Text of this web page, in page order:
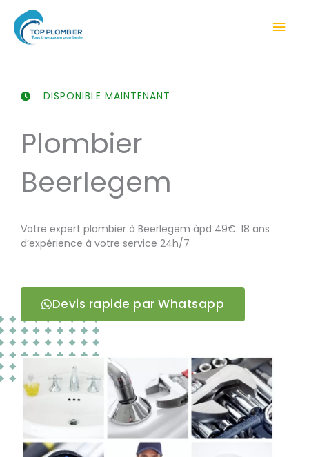
contenu
DISPONIBLE MAINTENANT
Plombier
Beerlegem
Votre expert plombier à Beerlegem àpd 49€. 18 ans
d’expérience à votre service 24h/7
Devis rapide par Whatsapp